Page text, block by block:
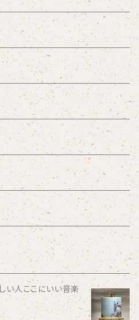
い人ここにいい音楽